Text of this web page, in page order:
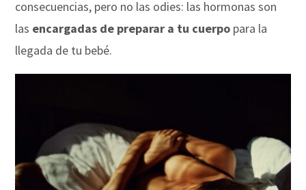
consecuencias, pero no las odies: las hormonas son
las encargadas de preparar a tu cuerpo para la
llegada de tu bebé.